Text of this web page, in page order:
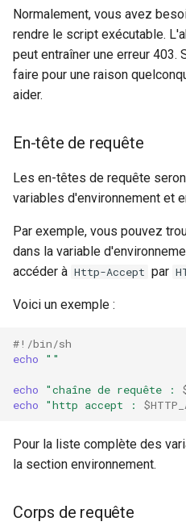
Normalement, vous avez
rendre le script exécutable.
peut entraîner une erreur 403.
faire pour une raison
aider.
En-tête de requête
Les en-têtes de requête
variables d'environnement et
Par exemple, vous pouvez
dans la variable
accéder à Http-Accept par
Voici un exemple :
#!/bin/sh
echo
""
echo "chaîne de requête :
echo
"http accept :
Pour la liste complète des
la section environnement.
Corps de requête